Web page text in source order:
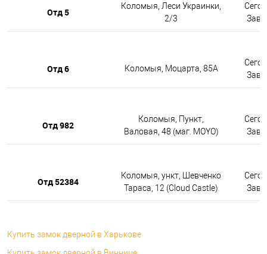
Отд 5
Коломыя, Леси Украинки,
2/3
Отд 6 Коломыя, Моцарта, 85А
Отд 982
Коломыя, Пункт,
Валовая, 48 (маг. MOYO)
Отд 52384
Коломыя, ункт, Шевченко
Тараса, 12 (Cloud Castle)
Купить замок дверной в Харькове